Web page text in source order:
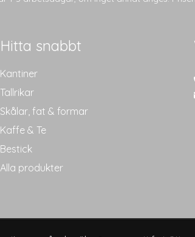
Hitta snabbt
Kantiner
Tallrikar
Skålar, fat & formar
Kaffe & Te
Bestick
Alla produkter